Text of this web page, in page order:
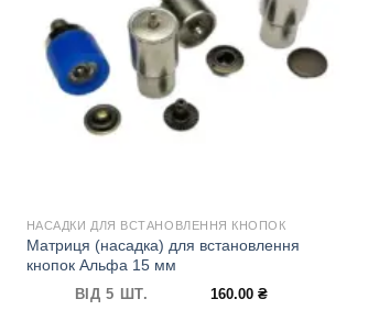
НАСАДКИ ДЛЯ ВСТАНОВЛЕННЯ КНОПОК
Матриця (насадка) для встановлення
кнопок Альфа 15 мм
ВІД 5 ШТ. 160.00₴